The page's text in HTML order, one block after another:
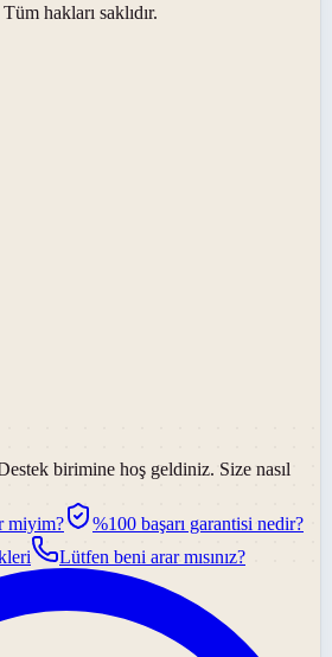
hakları saklıdır.
birimine hoş geldiniz. Size nasıl
miyim?
%100 başarı garantisi nedir?
Lütfen beni arar mısınız?